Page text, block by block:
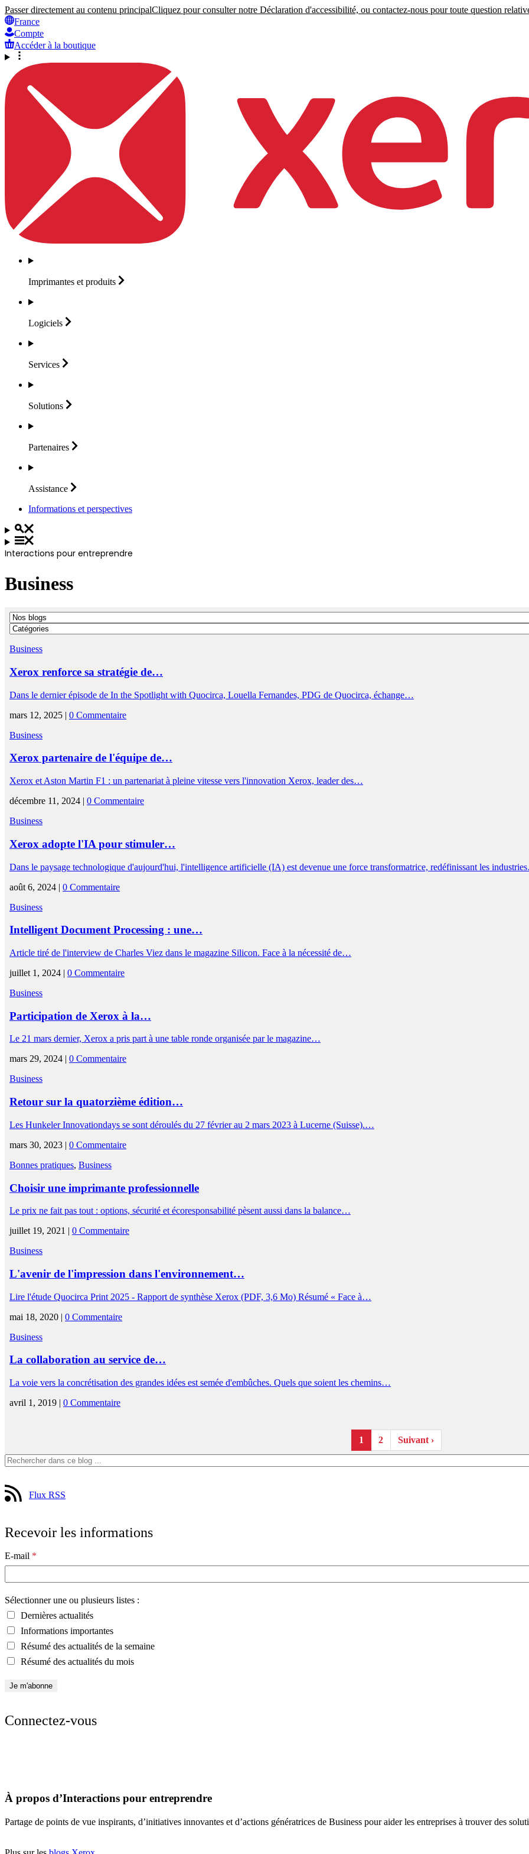
Passer directement au contenu principalCliquez pour consulter notre Déclaration d'accessibilité, ou contactez-nous pour toute question
France
Compte
Accéder à la boutique
Imprimantes et produits
Logiciels
Services
Solutions
Partenaires
Assistance
Informations et perspectives
Interactions pour entreprendre
Business
Business
Xerox renforce sa stratégie de…
Dans le dernier épisode de In the Spotlight with Quocirca, Louella Fernandes, PDG de Quocirca, échange…
mars 12, 2025 | 0 Commentaire
Business
Xerox partenaire de l'équipe de…
Xerox et Aston Martin F1 : un partenariat à pleine vitesse vers l'innovation Xerox, leader des…
décembre 11, 2024 | 0 Commentaire
Business
Xerox adopte l'IA pour stimuler…
Dans le paysage technologique d'aujourd'hui, l'intelligence artificielle (IA) est devenue une force transformatrice, redéfinissant les
août 6, 2024 | 0 Commentaire
Business
Intelligent Document Processing : une…
Article tiré de l'interview de Charles Viez dans le magazine Silicon. Face à la nécessité de…
juillet 1, 2024 | 0 Commentaire
Business
Participation de Xerox à la…
Le 21 mars dernier, Xerox a pris part à une table ronde organisée par le magazine…
mars 29, 2024 | 0 Commentaire
Business
Retour sur la quatorzième édition…
Les Hunkeler Innovationdays se sont déroulés du 27 février au 2 mars 2023 à Lucerne (Suisse).…
mars 30, 2023 | 0 Commentaire
Bonnes pratiques, Business
Choisir une imprimante professionnelle
Le prix ne fait pas tout : options, sécurité et écoresponsabilité pèsent aussi dans la balance…
juillet 19, 2021 | 0 Commentaire
Business
L'avenir de l'impression dans l'environnement…
Lire l'étude Quocirca Print 2025 - Rapport de synthèse Xerox (PDF, 3,6 Mo) Résumé « Face à…
mai 18, 2020 | 0 Commentaire
Business
La collaboration au service de…
La voie vers la concrétisation des grandes idées est semée d'embûches. Quels que soient les chemins…
avril 1, 2019 | 0 Commentaire
1 2 Suivant ›
Flux RSS
Recevoir les informations
E-mail *
Sélectionner une ou plusieurs listes :
Dernières actualités
Informations importantes
Résumé des actualités de la semaine
Résumé des actualités du mois
Connectez-vous
À propos d’Interactions pour entreprendre
Partage de points de vue inspirants, d’initiatives innovantes et d’actions génératrices de Business pour aider les entreprises à trouver des